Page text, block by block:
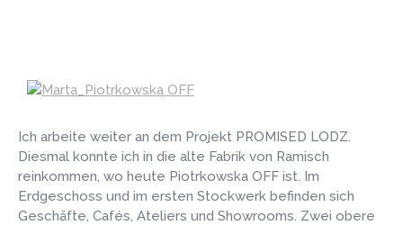
Ich arbeite weiter an dem Projekt PROMISED LODZ.
Diesmal konnte ich in die alte Fabrik von Ramisch
reinkommen, wo heute Piotrkowska OFF ist. Im
Erdgeschoss und im ersten Stockwerk befinden sich
Geschäfte, Cafés, Ateliers und Showrooms. Zwei obere